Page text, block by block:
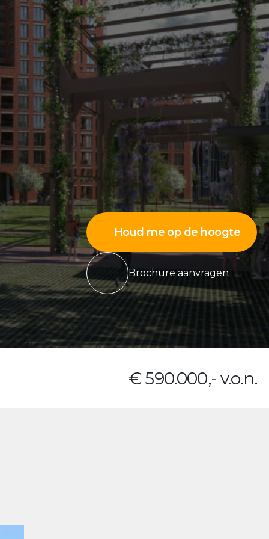
Houd me op de hoogte
Brochure aanvragen
€ 590.000,- v.o.n.